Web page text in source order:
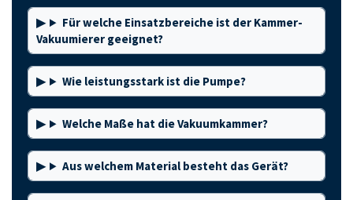
Für welche Einsatzbereiche ist der Kammer-
Vakuumierer geeignet?
Wie leistungsstark ist die Pumpe?
Welche Maße hat die Vakuumkammer?
Aus welchem Material besteht das Gerät?